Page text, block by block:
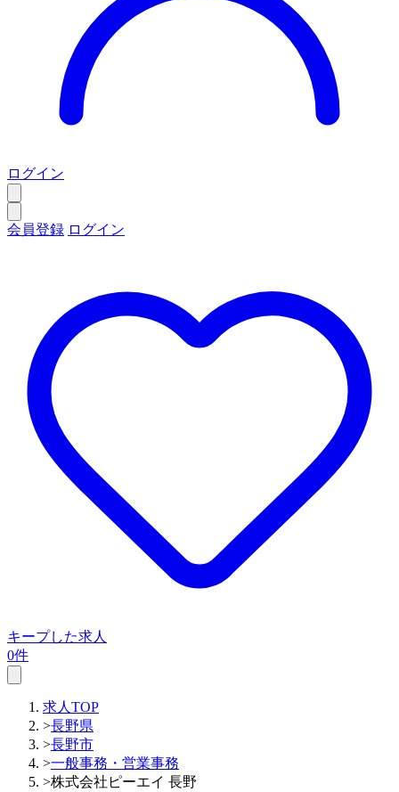
ログイン
会員登録 ログイン
キープした求人
0件
求人TOP
>長野県
>長野市
>一般事務・営業事務
>株式会社ピーエイ 長野